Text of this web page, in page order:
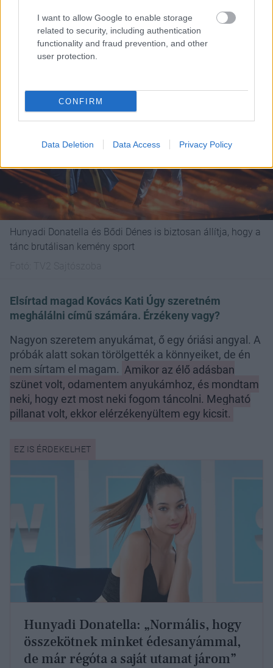
I want to allow Google to enable storage
related to security, including authentication
functionality and fraud prevention, and other
user protection.
CONFIRM
Data Deletion Data Access Privacy Policy
magunkat, és ez sikerült is.
Hunyadi Donatella és Bődi Dénes is biztosan állítja, hogy a
tánc brutálisan kemény sport
Elsírtad magad Kovács Kati Úgy szeretném
meghálálni című számára. Érzékeny vagy?
Nagyon szeretem anyukámat, ő egy óriási angyal. A
próbák alatt sokan törölgették a könnyeiket, de én
nem sírtam el magam. Amikor az élő adásban
szünet volt, odamentem anyukámhoz, és mondtam
neki, hogy ezt most neki fogom táncolni. Megható
pillanat volt, ekkor elérzékenyültem egy kicsit.
Hunyadi Donatella: „Normális, hogy
összekötnek minket édesanyámmal,
de már régóta a saját utamat járom”